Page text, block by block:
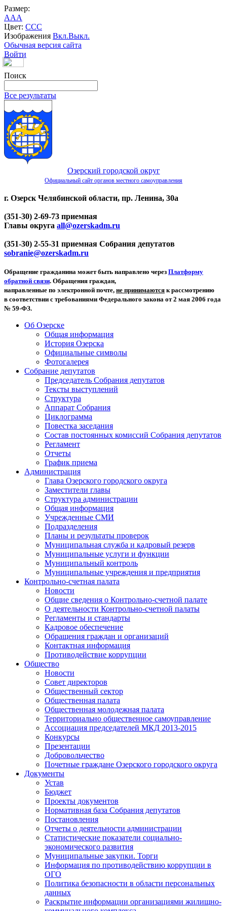
Размер:
AAA
Цвет: CCC
Изображения Вкл.Выкл.
Обычная версия сайта
Войти
Поиск
Все результаты
Озерский городской округ
Официальный сайт органов местного самоуправления
г. Озерск Челябинской области, пр. Ленина, 30а
(351-30) 2-69-73 приемная
Главы округа all@ozerskadm.ru
(351-30) 2-55-31 приемная Собрания депутатов
sobranie@ozerskadm.ru
Обращение гражданина может быть направлено через Платформу
обратной связи. Обращения граждан,
направленные по электронной почте, не принимаются к рассмотрению
в соответствии с требованиями Федерального закона от 2 мая 2006 года
№ 59-ФЗ.
Об Озерске
Общая информация
История Озерска
Официальные символы
Фотогалерея
Собрание депутатов
Председатель Собрания депутатов
Тексты выступлений
Структура
Аппарат Собрания
Циклограмма
Повестка заседания
Состав постоянных комиссий Собрания депутатов
Регламент
Отчеты
График приема
Администрация
Глава Озерского городского округа
Заместители главы
Структура администрации
Общая информация
Учрежденные СМИ
Подразделения
Планы и результаты проверок
Муниципальная служба и кадровый резерв
Муниципальные услуги и функции
Муниципальный контроль
Муниципальные учреждения и предприятия
Контрольно-счетная палата
Новости
Общие сведения о Контрольно-счетной палате
О деятельности Контрольно-счетной палаты
Регламенты и стандарты
Кадровое обеспечение
Обращения граждан и организаций
Контактная информация
Противодействие коррупции
Общество
Новости
Совет директоров
Общественный сектор
Общественная палата
Общественная молодежная палата
Территориально общественное самоуправление
Ассоциация председателей МКД 2013-2015
Конкурсы
Презентации
Добровольчество
Почетные граждане Озерского городского округа
Документы
Устав
Бюджет
Проекты документов
Нормативная база Собрания депутатов
Постановления
Отчеты о деятельности администрации
Статистические показатели социально-
экономического развития
Муниципальные закупки. Торги
Информация по противодействию коррупции в
ОГО
Политика безопасности в области персональных
данных
Раскрытие информации организациями жилищно-